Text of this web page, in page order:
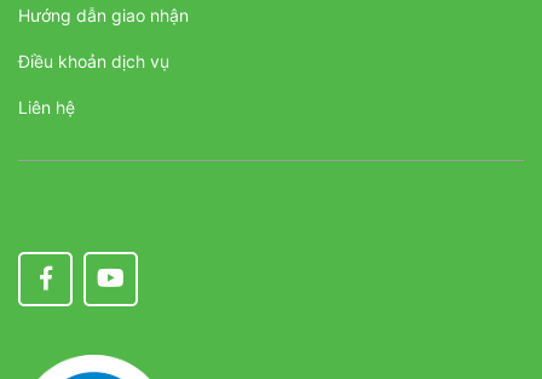
Hướng dẫn giao nhận
Điều khoản dịch vụ
Liên hệ